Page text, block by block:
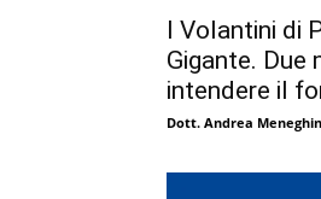
I Volantini di
Gigante. Due
intendere il
Dott. Andrea